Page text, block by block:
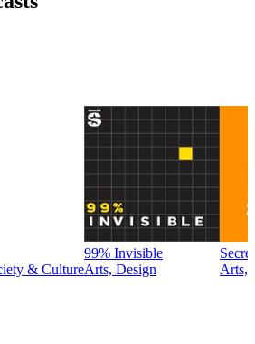
& Culture
99% Invisible
Arts, Design
Arts,